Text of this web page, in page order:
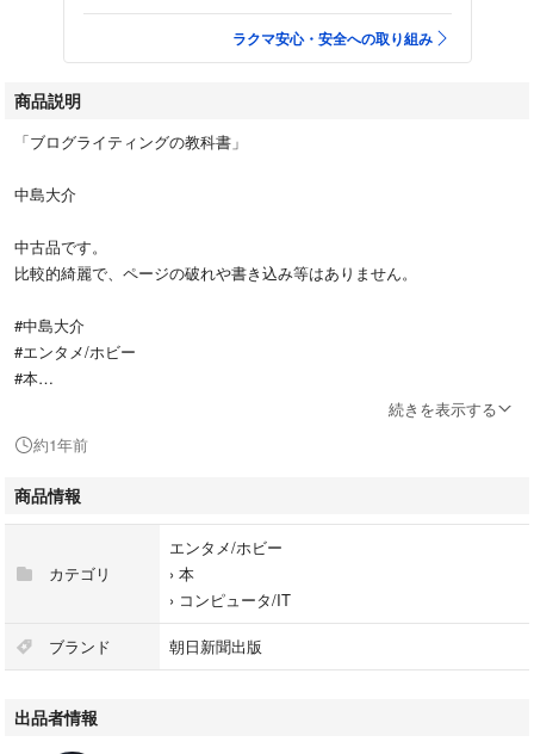
ラクマ安心・安全への取り組み
商品説明
「ブログライティングの教科書」
中島大介
中古品です。
比較的綺麗で、ページの破れや書き込み等はありません。
#中島大介
#エンタメ/ホビー
#本
続きを表示する
約1年前
商品情報
カテゴリ
エンタメ/ホビー
› 本
› コンピュータ/IT
ブランド 朝日新聞出版
出品者情報